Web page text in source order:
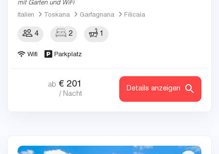
mit Garten und WiFi
Italien
Toskana Garfagnana Filicaia
4 2 1
Wifi Parkplatz
ab € 201
/ Nacht
Details anzeigen